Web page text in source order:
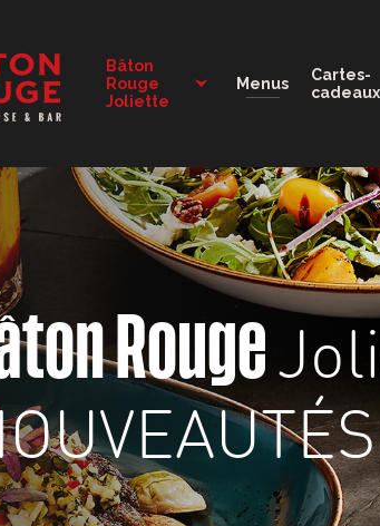
Bâton
Rouge
Joliette
DÉTAILS DU RESTAURANT
CHANGER DE RESTAURANT
Menus
Cartes-
cadeaux
Rouge